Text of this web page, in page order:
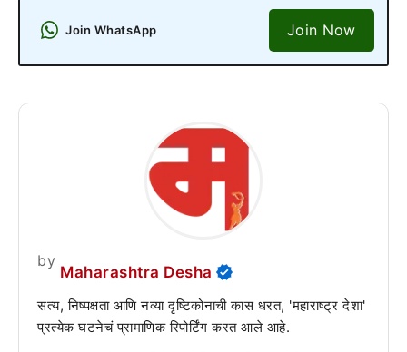
Join WhatsApp Join Now
by
Maharashtra Desha
सत्य, निष्पक्षता आणि नव्या दृष्टिकोनाची कास धरत, 'महाराष्ट्र देशा'
प्रत्येक घटनेचं प्रामाणिक रिपोर्टिंग करत आले आहे.